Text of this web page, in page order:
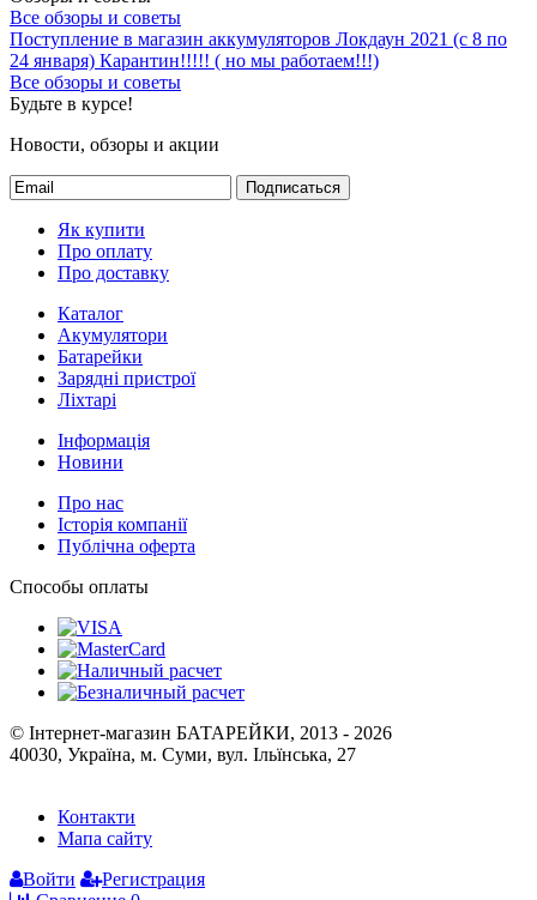
Все обзоры и советы
Поступление в магазин аккумуляторов Локдаун 2021 (с 8 по
24 января) Карантин!!!!! ( но мы работаем!!!)
Все обзоры и советы
Будьте в курсе!
Новости, обзоры и акции
Подписаться
Як купити
Про оплату
Про доставку
Каталог
Акумулятори
Батарейки
Зарядні пристрої
Ліхтарі
Інформація
Новини
Про нас
Історія компанії
Публічна оферта
Способы оплаты
© Інтернет-магазин БАТАРЕЙКИ, 2013 - 2026
40030, Україна, м. Суми, вул. Ільїнська, 27
Контакти
Мапа сайту
Войти
Регистрация